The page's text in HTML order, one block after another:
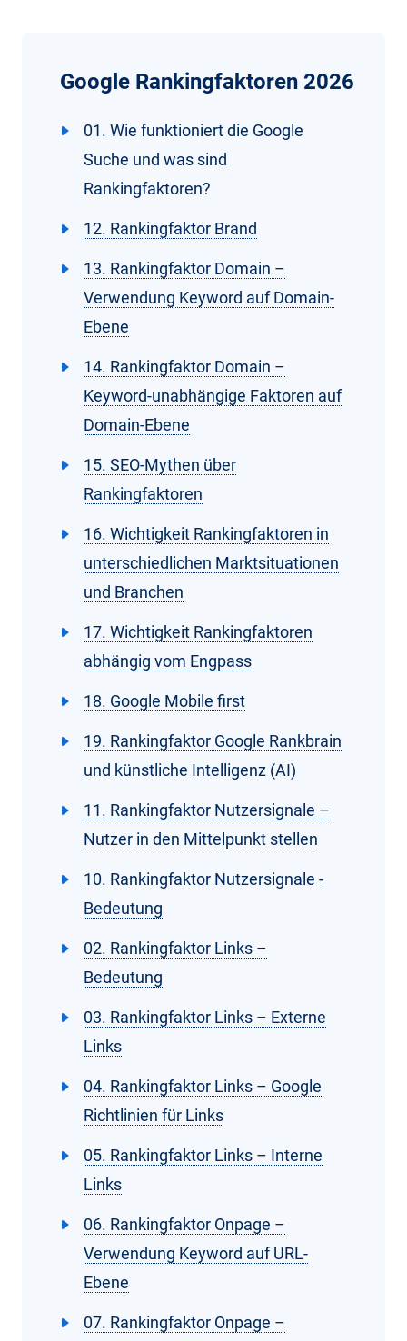
Google Rankingfaktoren 2026
01. Wie funktioniert die Google
Suche und was sind
Rankingfaktoren?
12. Rankingfaktor Brand
13. Rankingfaktor Domain –
Verwendung Keyword auf Domain-
Ebene
14. Rankingfaktor Domain –
Keyword-unabhängige Faktoren auf
Domain-Ebene
15. SEO-Mythen über
Rankingfaktoren
16. Wichtigkeit Rankingfaktoren in
unterschiedlichen Marktsituationen
und Branchen
17. Wichtigkeit Rankingfaktoren
abhängig vom Engpass
18. Google Mobile first
19. Rankingfaktor Google Rankbrain
und künstliche Intelligenz (AI)
11. Rankingfaktor Nutzersignale –
Nutzer in den Mittelpunkt stellen
10. Rankingfaktor Nutzersignale -
Bedeutung
02. Rankingfaktor Links –
Bedeutung
03. Rankingfaktor Links – Externe
Links
04. Rankingfaktor Links – Google
Richtlinien für Links
05. Rankingfaktor Links – Interne
Links
06. Rankingfaktor Onpage –
Verwendung Keyword auf URL-
Ebene
07. Rankingfaktor Onpage –